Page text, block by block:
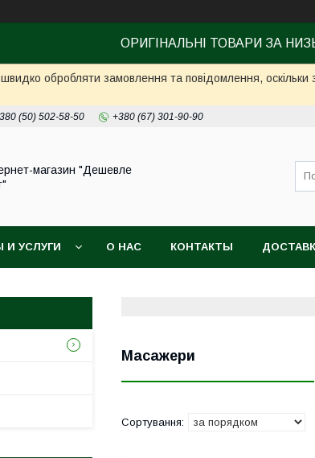
ОРИГІНАЛЬНІ ТОВАРИ ЗА
обробляти замовлення та повідомлення,
(50) 502-58-50 +380 (67) 301-90-90
магазин "Дешевле
И УСЛУГИ О НАС КОНТАКТЫ
Масажери